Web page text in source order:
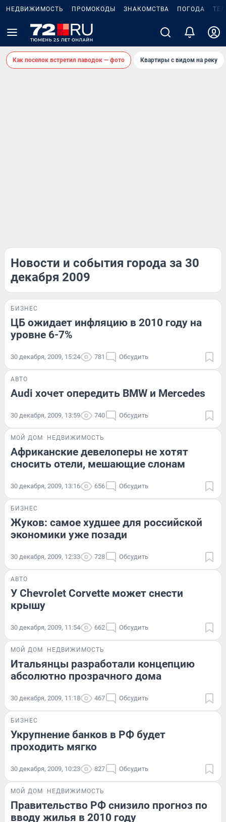
НЕДВИЖИМОСТЬ ПРОМОКОДЫ ЗНАКОМСТВА ПОГОДА
Как поселок встретил паводок — фото Квартиры с видом на реку
Новости и события города за 30
декабря 2009
БИЗНЕС
ЦБ ожидает инфляцию в 2010 году на
уровне 6-7%
30 декабря, 2009, 15:24 781 Обсудить
АВТО
Audi хочет опередить BMW и Mercedes
30 декабря, 2009, 13:59 740 Обсудить
МОЙ ДОМ НЕДВИЖИМОСТЬ
Африканские девелоперы не хотят
сносить отели, мешающие слонам
30 декабря, 2009, 13:16 656 Обсудить
БИЗНЕС
Жуков: самое худшее для российской
экономики уже позади
30 декабря, 2009, 12:33 728 Обсудить
АВТО
У Chevrolet Corvette может снести
крышу
30 декабря, 2009, 11:54 662 Обсудить
МОЙ ДОМ НЕДВИЖИМОСТЬ
Итальянцы разработали концепцию
абсолютно прозрачного дома
30 декабря, 2009, 11:18 467 Обсудить
БИЗНЕС
Укрупнение банков в РФ будет
проходить мягко
30 декабря, 2009, 10:23 827 Обсудить
МОЙ ДОМ НЕДВИЖИМОСТЬ
Правительство РФ снизило прогноз по
вводу жилья в 2010 году